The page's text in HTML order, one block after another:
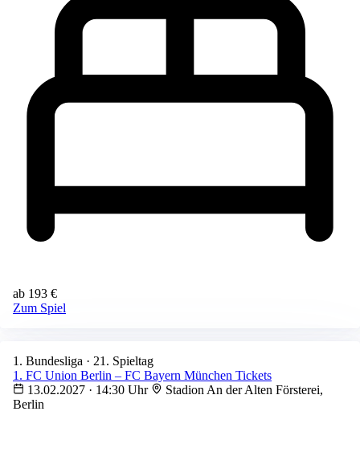
ab 193 €
Zum Spiel
1. Bundesliga · 21. Spieltag
1. FC Union Berlin – FC Bayern München Tickets
13.02.2027 · 14:30 Uhr
Stadion An der Alten Försterei,
Berlin